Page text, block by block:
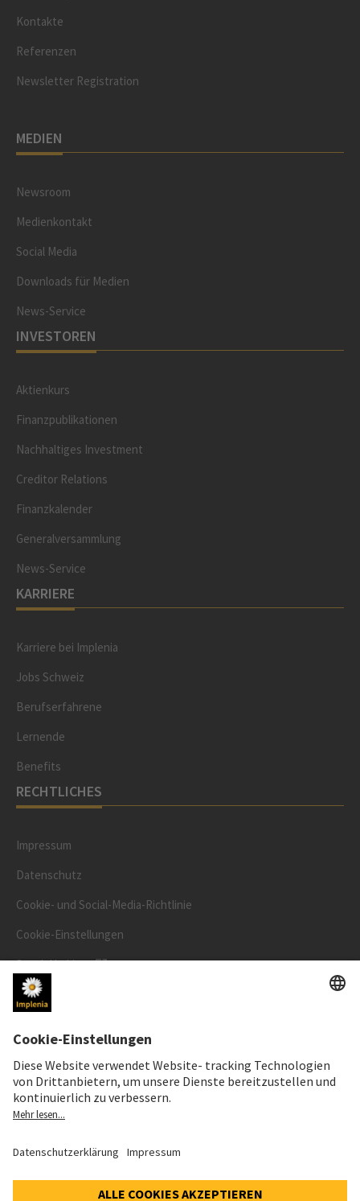
Kontakte
Referenzen
Newsletter Registration
MEDIEN
Newsroom
Medienkontakt
Social Media
Downloads für Medien
News-Service
INVESTOREN
Aktienkurs
Finanzpublikationen
Nachhaltiges Investment
Creditor Relations
Finanzkalender
Generalversammlung
News-Service
KARRIERE
Karriere bei Implenia
Jobs Schweiz
Berufserfahrene
Lernende
Benefits
RECHTLICHES
Impressum
Datenschutz
Cookie- und Social-Media-Richtlinie
Cookie-Einstellungen
Speak Up Line
AKTIENKURS
SWX: Implenia AG
ISIN: CH0023868554
63,50 CHF
+0,30 CHF (+0,47%)
Details